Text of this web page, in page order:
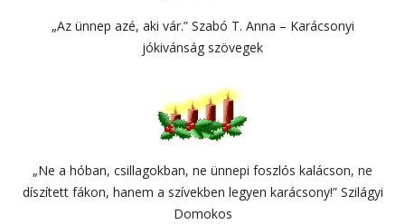
„Az ünnep azé, aki vár.” Szabó T. Anna – Karácsonyi
jókivánság szövegek
„Ne a hóban, csillagokban, ne ünnepi foszlós kalácson, ne
díszített fákon, hanem a szívekben legyen karácsony!” Szilágyi
Domokos